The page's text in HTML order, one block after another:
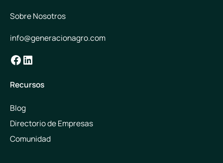
Sobre Nosotros
info@generacionagro.com
Facebook
LinkedIn
Recursos
Blog
Directorio de Empresas
Comunidad